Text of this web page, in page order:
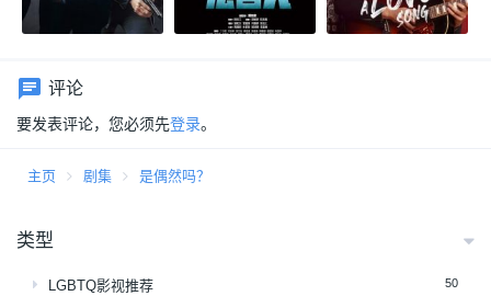
评论
要发表评论，您必须先登录。
主页 剧集 是偶然吗？
类型
LGBTQ影视推荐 50